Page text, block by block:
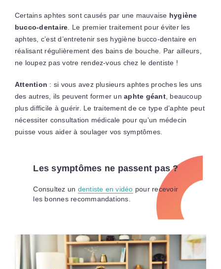
Certains aphtes sont causés par une mauvaise hygiène
bucco-dentaire . Le premier traitement pour éviter les
aphtes, c’est d’entretenir ses hygiène bucco-dentaire en
réalisant régulièrement des bains de bouche. Par ailleurs,
ne loupez pas votre rendez-vous chez le dentiste !
Attention : si vous avez plusieurs aphtes proches les uns
des autres, ils peuvent former unaphte géant, beaucoup
plus difficile à guérir. Le traitement de ce type d’aphte peut
nécessiter consultation médicale pour qu’un médecin
puisse vous aider à soulager vos symptômes.
Les symptômes ne passent pas ?
Consultez un dentiste en vidéo pour recevoir
les bonnes recommandations.